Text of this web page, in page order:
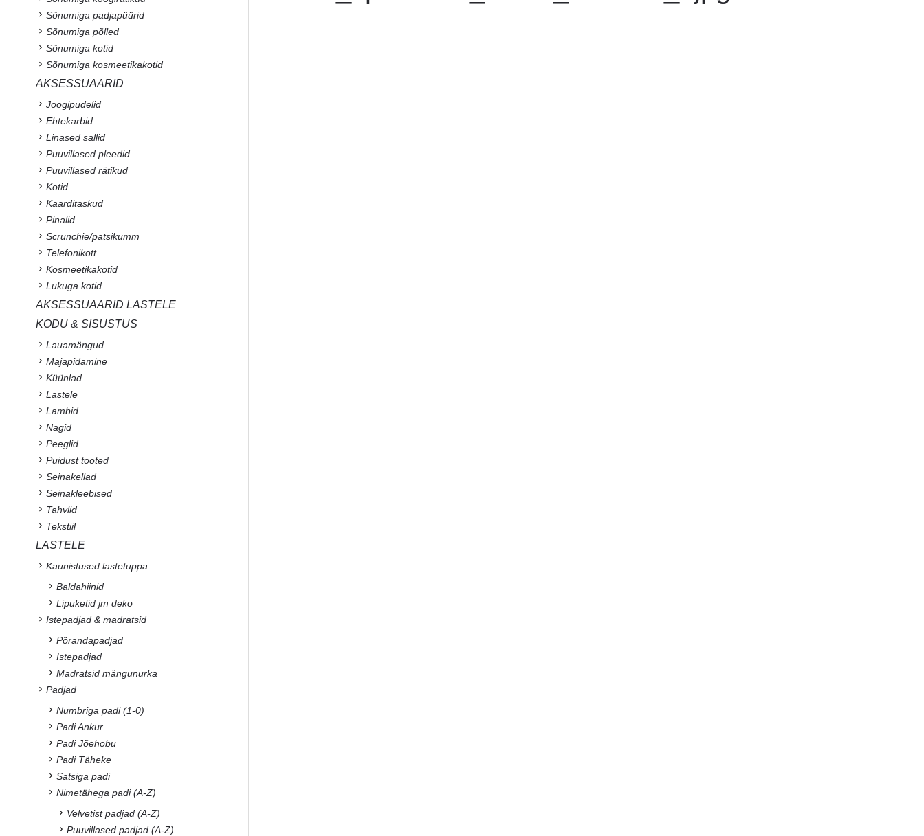
Sõnumiga padjapüürid
Sõnumiga põlled
Sõnumiga kotid
Sõnumiga kosmeetikakotid
AKSESSUAARID
Joogipudelid
Ehtekarbid
Linased sallid
Puuvillased pleedid
Puuvillased rätikud
Kotid
Kaarditaskud
Pinalid
Scrunchie/patsikumm
Telefonikott
Kosmeetikakotid
Lukuga kotid
AKSESSUAARID LASTELE
KODU & SISUSTUS
Lauamängud
Majapidamine
Küünlad
Lastele
Lambid
Nagid
Peeglid
Puidust tooted
Seinakellad
Seinakleebised
Tahvlid
Tekstiil
LASTELE
Kaunistused lastetuppa
Baldahiinid
Lipuketid jm deko
Istepadjad & madratsid
Põrandapadjad
Istepadjad
Madratsid mängunurka
Padjad
Numbriga padi (1-0)
Padi Ankur
Padi Jõehobu
Padi Täheke
Satsiga padi
Nimetähega padi (A-Z)
Velvetist padjad (A-Z)
Puuvillased padjad (A-Z)